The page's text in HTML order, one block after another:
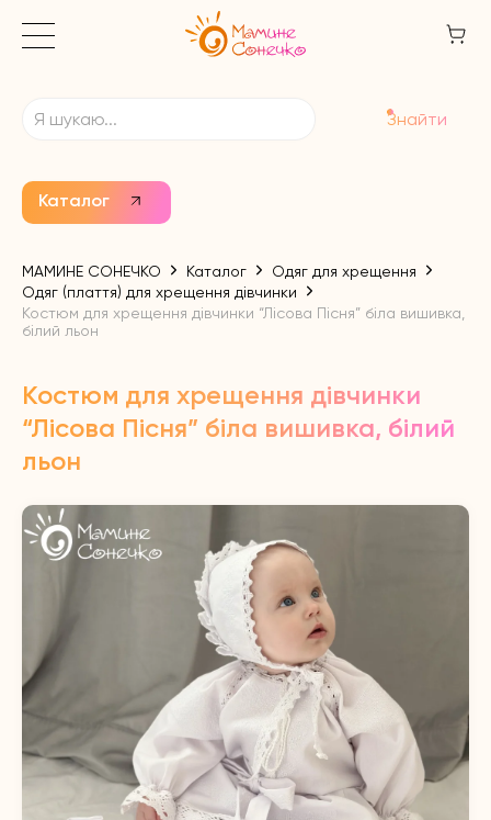
Каталог
Знайти
МАМИНЕ СОНЕЧКО Каталог
Одяг для хрещення
Одяг (плаття) для хрещення дівчинки
Костюм для хрещення дівчинки “Лісова Пісня” біла вишивка,
білий льон
Костюм для хрещення дівчинки
“Лісова Пісня” біла вишивка, білий
льон